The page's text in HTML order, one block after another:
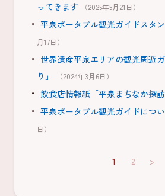
ってきます
（2025年5月21日）
平泉ポータブル観光ガイドスタ
月17日）
世界遺産平泉エリアの観光周遊
り」
（2024年3月6日）
飲食店情報紙「平泉まちなか探訪
平泉ポータブル観光ガイドにつ
日）
1 2 >